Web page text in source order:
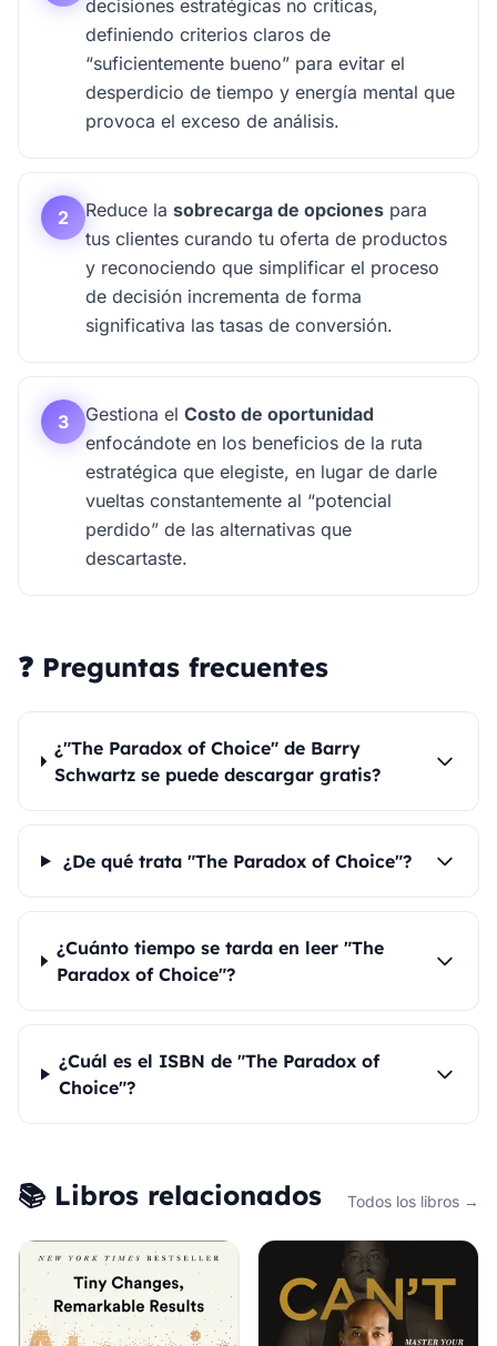
decisiones estratégicas no críticas,
definiendo criterios claros de
“suficientemente bueno” para evitar el
desperdicio de tiempo y energía mental que
provoca el exceso de análisis.
2 Reduce la sobrecarga de opciones para
tus clientes curando tu oferta de productos
y reconociendo que simplificar el proceso
de decisión incrementa de forma
significativa las tasas de conversión.
3 Gestiona el Costo de oportunidad
enfocándote en los beneficios de la ruta
estratégica que elegiste, en lugar de darle
vueltas constantemente al “potencial
perdido” de las alternativas que
descartaste.
❓ Preguntas frecuentes
¿"The Paradox of Choice" de Barry
Schwartz se puede descargar gratis?
¿De qué trata "The Paradox of Choice"?
¿Cuánto tiempo se tarda en leer "The
Paradox of Choice"?
¿Cuál es el ISBN de "The Paradox of
Choice"?
📚 Libros relacionados Todos los libros →